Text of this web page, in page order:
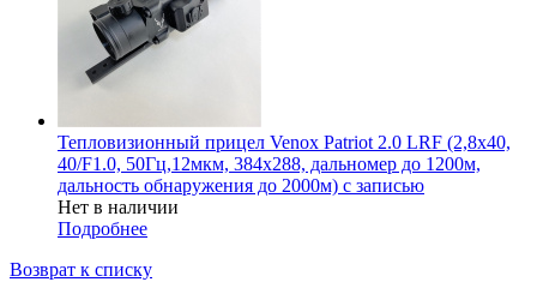
Тепловизионный прицел Venox Patriot 2.0 LRF (2,8x40,
40/F1.0, 50Гц,12мкм, 384х288, дальномер до 1200м,
дальность обнаружения до 2000м) с записью
Нет в наличии
Подробнее
Возврат к списку